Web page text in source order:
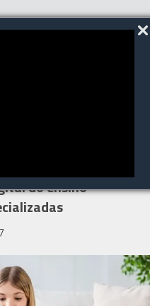
do ensino